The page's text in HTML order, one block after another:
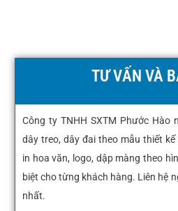
TƯ VẤN VÀ
Công ty TNHH SXTM Phước Hào
dây treo, dây đai theo mẫu thiết
in hoa văn, logo, dập màng theo
biệt cho từng khách hàng. Liên hệ
nhất.